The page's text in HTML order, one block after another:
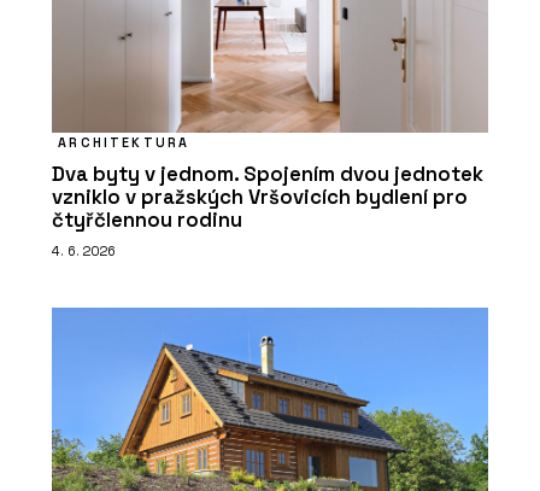
ARCHITEKTURA
Dva byty v jednom. Spojením dvou jednotek
vzniklo v pražských Vršovicích bydlení pro
čtyřčlennou rodinu
4. 6. 2026